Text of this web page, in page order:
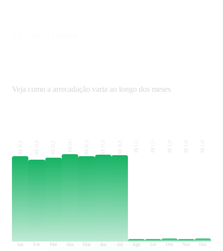
Veja como a arrecadação varia ao longo dos meses
R$ 56,3 bi
Jan
R$ 53,8 bi
Fev
R$ 55,3 bi
Mar
R$ 56 bi
Abr
R$ 56,3 bi
Mai
R$ 57,3 bi
Jun
R$ 56,9 bi
Jul
R$ 1,5 bi
Ago
R$ 1,5 bi
Set
R$ 1,9 bi
Out
R$ 1,6 bi
Nov
R$ 1,8 bi
Dez